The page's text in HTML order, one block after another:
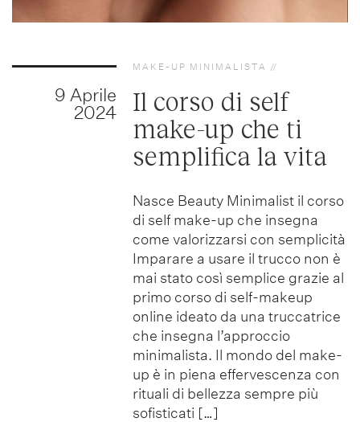
9 Aprile
2024
MAKE-UP MINIMALISTA
Il corso di self
make-up che ti
semplifica la vita
Nasce Beauty Minimalist il corso
di self make-up che insegna
come valorizzarsi con semplicità
Imparare a usare il trucco non è
mai stato così semplice grazie al
primo corso di self-makeup
online ideato da una truccatrice
che insegna l’approccio
minimalista. Il mondo del make-
up è in piena effervescenza con
rituali di bellezza sempre più
sofisticati […]